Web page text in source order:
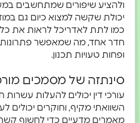
ולהציע שיפורים שמתחשבים
יכולת שקשה למצוא כיום גם
כמו לתת לאדריכל לראות את כל
חדר אחד, מה שמאפשר פתרונות
ופחות טעויות תכנון.
סינתזה של מסמכים
עורכי דין יכולים להעלות עשרות
השוואתי מקיף, וחוקרים יכולים
מאמרים מדעיים כדי לחשוף